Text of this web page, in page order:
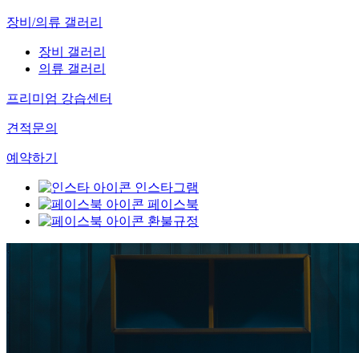
장비/의류 갤러리
장비 갤러리
의류 갤러리
프리미엄 강습센터
견적문의
예약하기
인스타그램
페이스북
환불규정